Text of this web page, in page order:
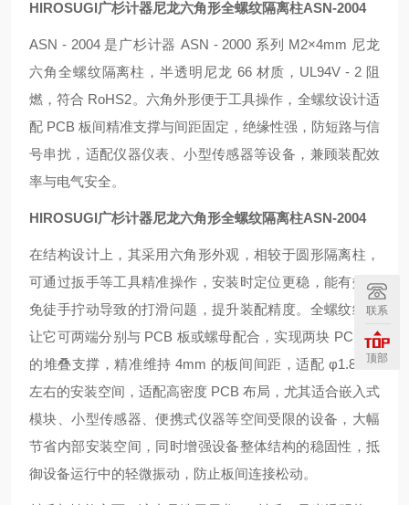
HIROSUGI广杉计器尼龙六角形全螺纹隔离柱ASN-2004
ASN - 2004 是广杉计器 ASN - 2000 系列 M2×4mm 尼龙
六角全螺纹隔离柱，半透明尼龙 66 材质，UL94V - 2 阻
燃，符合 RoHS2。六角外形便于工具操作，全螺纹设计适
配 PCB 板间精准支撑与间距固定，绝缘性强，防短路与信
号串扰，适配仪器仪表、小型传感器等设备，兼顾装配效
率与电气安全。
HIROSUGI广杉计器尼龙六角形全螺纹隔离柱ASN-2004
在结构设计上，其采用六角形外观，相较于圆形隔离柱，
可通过扳手等工具精准操作，安装时定位更稳，能有效避
免徒手拧动导致的打滑问题，提升装配精度。全螺纹结构
让它可两端分别与 PCB 板或螺母配合，实现两块 PCB 板
的堆叠支撑，精准维持 4mm 的板间间距，适配 φ1.8mm
左右的安装空间，适配高密度 PCB 布局，尤其适合嵌入式
模块、小型传感器、便携式仪器等空间受限的设备，大幅
节省内部安装空间，同时增强设备整体结构的稳固性，抵
御设备运行中的轻微振动，防止板间连接松动。
联系
顶部